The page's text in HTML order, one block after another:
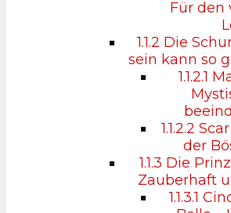
Für den
1.1.2 Die
sein kann so
1.1.2.1
1.1.2.2
der
1.1.3 Die
Zauberhaft
1.1.3.1